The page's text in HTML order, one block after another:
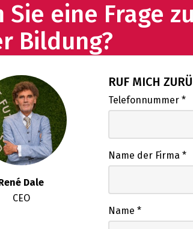
Sie eine Frage
Bildung?
Dale
CEO
RUF MICH
Telefonnummer*
Name der Firma*
Name*